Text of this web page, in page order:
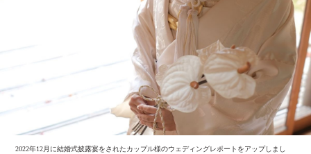
2022年12月に結婚式披露宴をされたカップル様のウェディングレポートをアップしまし